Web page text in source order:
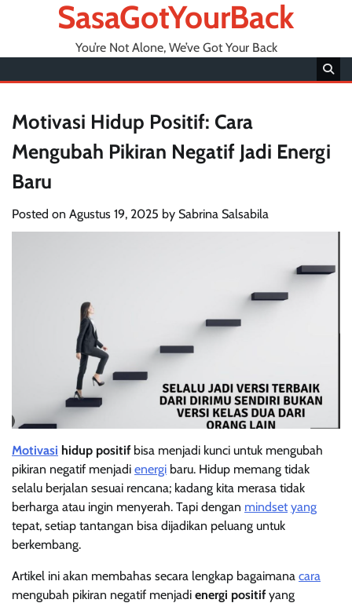
SasaGotYourBack
You’re Not Alone, We’ve Got Your Back
Motivasi Hidup Positif: Cara
Mengubah Pikiran Negatif Jadi Energi
Baru
Posted on Agustus 19, 2025 by Sabrina Salsabila
Motivasi hidup positifbisa menjadi kunci untuk mengubah
pikiran negatif menjadi energi baru. Hidup memang tidak
selalu berjalan sesuai rencana; kadang kita merasa tidak
berharga atau ingin menyerah. Tapi dengan mindset yang
tepat, setiap tantangan bisa dijadikan peluang untuk
berkembang.
Artikel ini akan membahas secara lengkap bagaimana cara
mengubah pikiran negatif menjadi energi positifyang